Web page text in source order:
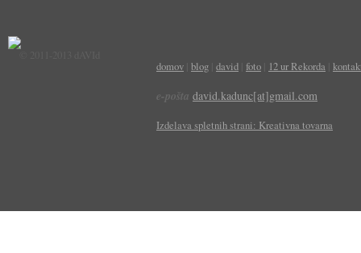
domov blog david foto 12 ur Rekorda
e-pošta david.kadunc[at]gmail.com
Izdelava spletnih strani: Kreativna tovarna